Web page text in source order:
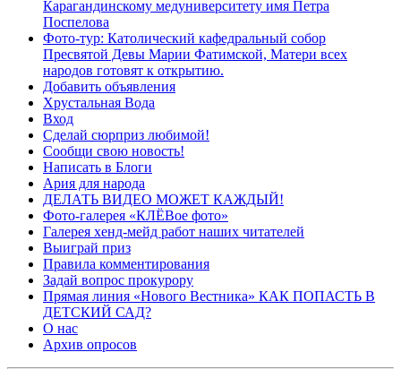
Карагандинскому медуниверситету имя Петра
Поспелова
Фото-тур: Католический кафедральный собор
Пресвятой Девы Марии Фатимской, Матери всех
народов готовят к открытию.
Добавить объявления
Хрустальная Вода
Вход
Сделай сюрприз любимой!
Сообщи свою новость!
Написать в Блоги
Ария для народа
ДЕЛАТЬ ВИДЕО МОЖЕТ КАЖДЫЙ!
Фото-галерея «КЛЁВое фото»
Галерея хенд-мейд работ наших читателей
Выиграй приз
Правила комментирования
Задай вопрос прокурору
Прямая линия «Нового Вестника» КАК ПОПАСТЬ В
ДЕТСКИЙ САД?
О нас
Архив опросов